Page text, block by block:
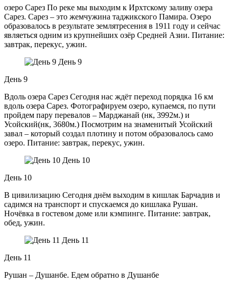
озеро Сарез По реке мы выходим к Ирхтскому заливу озера
Сарез. Сарез – это жемчужина таджикского Памира. Озеро
образовалось в результате землятресения в 1911 году и сейчас
являеться одним из крупнейших озёр Средней Азии. Питание:
завтрак, перекус, ужин.
День 9
День 9
Вдоль озера Сарез Сегодня нас ждёт переход порядка 16 км
вдоль озера Сарез. Фотографируем озеро, купаемся, по пути
пройдем пару перевалов – Марджанай (нк, 3992м.) и
Усойский(нк, 3680м.) Посмотрим на знаменитый Усойский
завал – который создал плотину и потом образовалось само
озеро. Питание: завтрак, перекус, ужин.
День 10
День 10
В цивилизацию Сегодня днём выходим в кишлак Барчадив и
садимся на транспорт и спускаемся до кишлака Рушан.
Ночёвка в гостевом доме или кэмпинге. Питание: завтрак,
обед, ужин.
День 11
День 11
Рушан – Душанбе. Едем обратно в Душанбе